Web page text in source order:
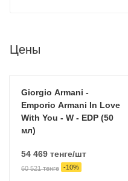
Цены
Giorgio Armani -
Emporio Armani In Love
With You - W - EDP (50
мл)
54 469 тенге/шт
60 521тенге -10%